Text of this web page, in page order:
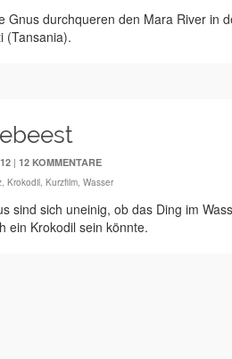
Gnus durchqueren den Mara River in
(Tansania).
|12 KOMMENTARE
,Krokodil,Kurzfilm,Wasser
sind sich uneinig, ob das Ding im
ein Krokodil sein könnte.